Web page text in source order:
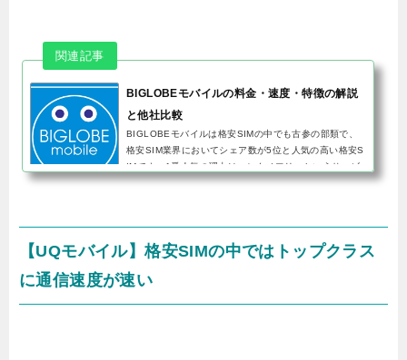
BIGLOBEモバイルの料金・速度・特徴の解説
と他社比較
BIGLOBEモバイルは格安SIMの中でも古参の部類で、
格安SIM業界においてシェア数が5位と人気の高い格安S
IMです。1番人気の理由はエンタメフリーというサービ
スで、このオプションに加入するとYouTubeやAbemaT
【UQモバイル】格安SIMの中ではトップクラス
に通信速度が速い